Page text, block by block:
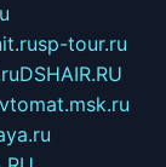
sp-tour.ru
DSHAIR.RU